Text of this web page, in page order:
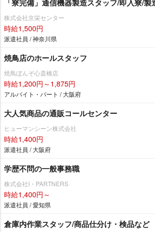
「寮完備」通信機器製造スタッフ/即入寮/
株式会社京栄センター
時給1,500円
派遣社員 / 神奈川県
焼鳥店のホールスタッフ
焼鳥ぼんぞ心斎橋店
時給1,200円～1,875円
アルバイト・パート / 大阪府
大人気商品の通販コールセンター
ヒューマンシーン株式会社
時給1,400円
派遣社員 / 大阪府
学歴不問の一般事務職
株式会社I・PARTNERS
時給1,400円～
派遣社員 / 愛知県
倉庫内作業スタッフ/商品仕分け・検品など